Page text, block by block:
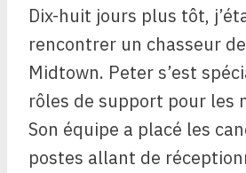
Dix-huit jours plus tôt,
rencontrer un chasseur
Midtown. Peter s’est
rôles de support pour les
Son équipe a placé les
postes allant de